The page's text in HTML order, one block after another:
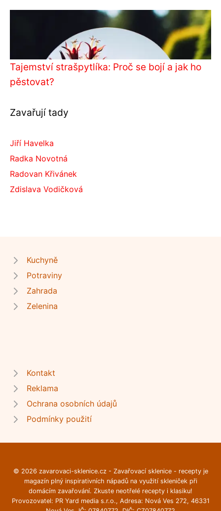
Tajemství strašpytlíka: Proč se bojí a jak ho
pěstovat?
Zavařují tady
Jiří Havelka
Radka Novotná
Radovan Křivánek
Zdislava Vodičková
Kuchyně
Potraviny
Zahrada
Zelenina
Kontakt
Reklama
Ochrana osobních údajů
Podmínky použití
© 2026 zavarovaci-sklenice.cz - Zavařovací sklenice - recepty je
magazín plný inspirativních nápadů na využití skleniček při
domácím zavařování. Zkuste neotřelé recepty i klasiku!
Provozovatel: PR Yard media s.r.o., Adresa: Nová Ves 272, 46331